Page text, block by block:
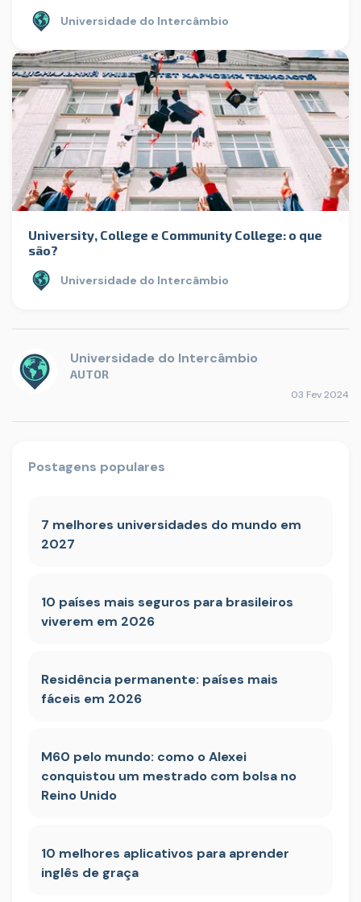
Universidade do Intercâmbio
University, College e Community College: o que
são?
Universidade do Intercâmbio
Universidade do Intercâmbio
AUTOR
03 Fev 2024
Postagens populares
7 melhores universidades do mundo em
2027
10 países mais seguros para brasileiros
viverem em 2026
Residência permanente: países mais
fáceis em 2026
M60 pelo mundo: como o Alexei
conquistou um mestrado com bolsa no
Reino Unido
10 melhores aplicativos para aprender
inglês de graça